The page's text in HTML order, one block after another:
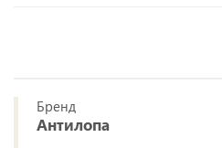
Бренд
Антилопа